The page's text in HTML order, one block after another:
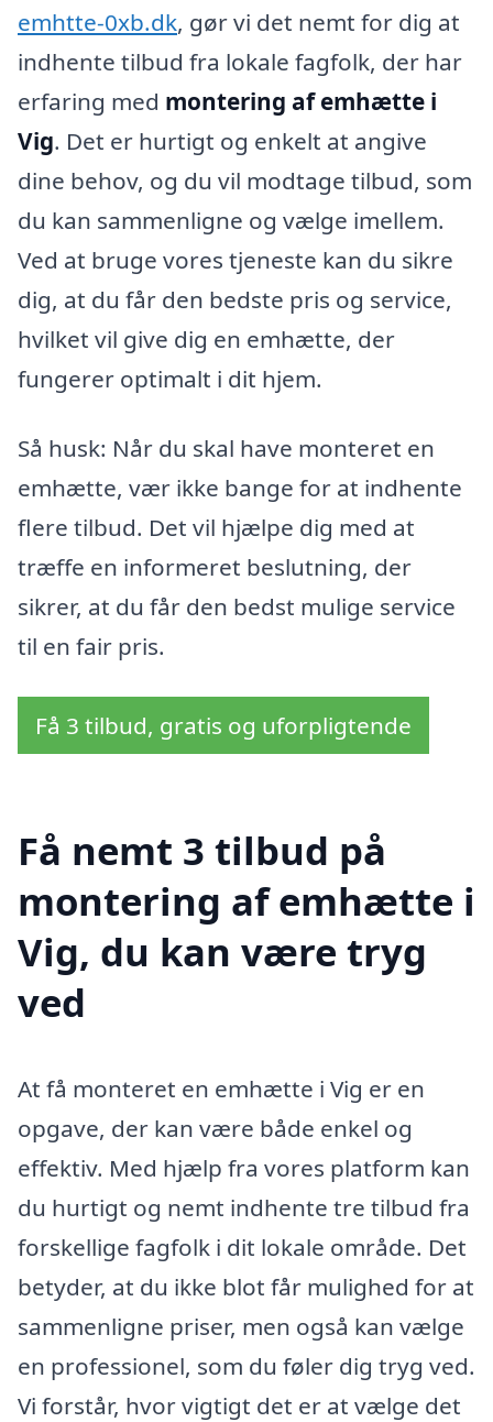
emhtte-0xb.dk, gør vi det nemt for dig at
indhente tilbud fra lokale fagfolk, der har
erfaring med montering af emhætte i
Vig. Det er hurtigt og enkelt at angive
dine behov, og du vil modtage tilbud, som
du kan sammenligne og vælge imellem.
Ved at bruge vores tjeneste kan du sikre
dig, at du får den bedste pris og service,
hvilket vil give dig en emhætte, der
fungerer optimalt i dit hjem.
Så husk: Når du skal have monteret en
emhætte, vær ikke bange for at indhente
flere tilbud. Det vil hjælpe dig med at
træffe en informeret beslutning, der
sikrer, at du får den bedst mulige service
til en fair pris.
Få 3 tilbud, gratis og uforpligtende
Få nemt 3 tilbud på
montering af emhætte i
Vig, du kan være tryg
ved
At få monteret en emhætte i Vig er en
opgave, der kan være både enkel og
effektiv. Med hjælp fra vores platform kan
du hurtigt og nemt indhente tre tilbud fra
forskellige fagfolk i dit lokale område. Det
betyder, at du ikke blot får mulighed for at
sammenligne priser, men også kan vælge
en professionel, som du føler dig tryg ved.
Vi forstår, hvor vigtigt det er at vælge det